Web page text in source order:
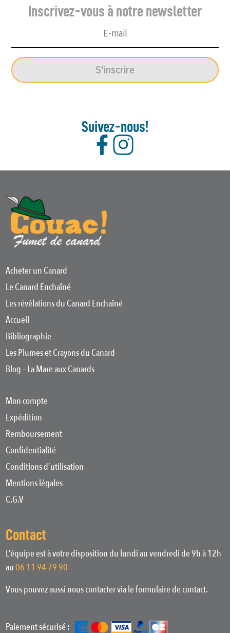
Inscrivez-vous à notre newsletter
S'inscrire
Suivez-nous!
Acheter un Canard
Le Canard Enchaîné
Les révélations du Canard Enchaîné
Accueil
Bibliographie
Les Plumes et Crayons du Canard
Blog – La Mare aux Canards
Mon compte
Expédition
Remboursement
Confidentialité
Conditions d’utilisation
Mentions légales
C.G.V
Contact
L’équipe est à votre disposition du lundi au vendredi de 9h à 12h
au06 11 94 79 90
Vous pouvez aussi nous contacter via le formulaire de contact.
Paiement sécurisé :